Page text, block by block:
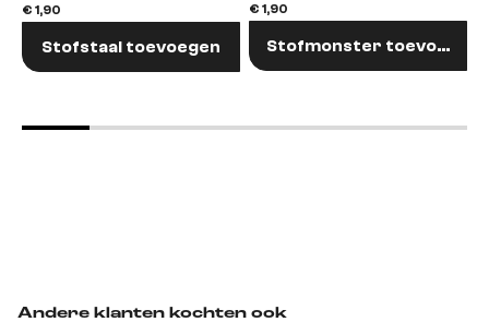
€ 1,90
Stofstaal toevoegen
€ 1,90
Stofmonster toevoegen
Andere klanten kochten ook